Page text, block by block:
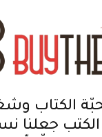
الكتاب
جعلنا